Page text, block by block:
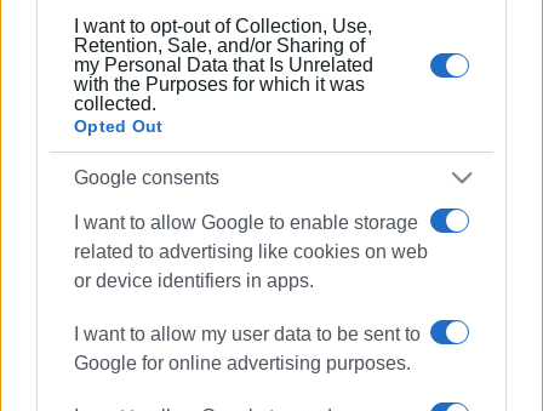
I want to opt-out of Collection, Use,
Retention, Sale, and/or Sharing of
my Personal Data that Is Unrelated
with the Purposes for which it was
collected.
Opted Out
Google consents
I want to allow Google to enable storage
related to advertising like cookies on web
or device identifiers in apps.
I want to allow my user data to be sent to
Google for online advertising purposes.
19 ΟΚΤΩΒΡΊΟΥ 2022
Χορεύουν αργεντίνικο tango για τη
«Φλόγα»
25 ΑΥΓΟΎΣΤΟΥ 2022
τους Αργεντίνους Duo Sonder
Βραδιά αργεντίνικου τάνγκο
(Milonga)